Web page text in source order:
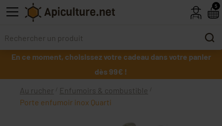
Skip to main content
En ce moment, choisissez votre cadeau dans votre panier
dès 99€ !
Au rucher
Enfumoirs & combustible
Porte enfumoir inox Quarti
5